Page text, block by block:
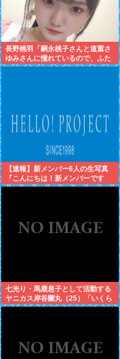
長野桃羽「嗣永桃子さんと道重さ
ゆみさんに憧れているので、ふた
りの憧れの部分をぎゅっと集めた
【速報】新メンバー6人の生写真
『こんにちは！新メンバーです
☆』
七光り・馬鹿息子として活動する
ヤニカス岸谷蘭丸（25）「いくら
税金を我々が払ってるんだと」